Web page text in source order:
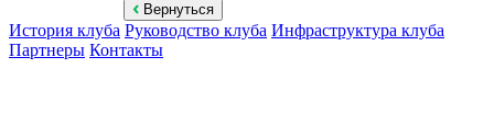
Вернуться
История клуба Руководство клуба Инфраструктура клуба
Партнеры Контакты